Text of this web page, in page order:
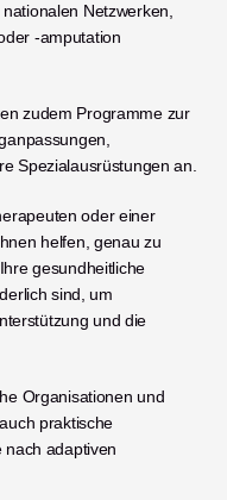
Netzwerken,
-amputation
zudem Programme zur
Spezialausrüstungen an.
oder einer
helfen, genau zu
gesundheitliche
sind, um
und die
Organisationen und
praktische
nach adaptiven